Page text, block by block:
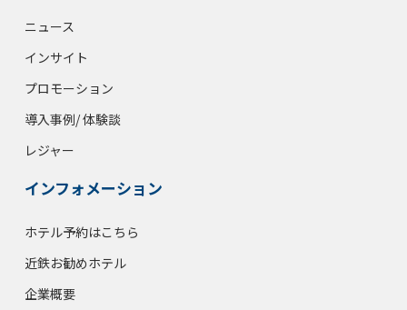
ニュース
インサイト
プロモーション
導入事例/ 体験談
レジャー
インフォメーション
ホテル予約はこちら
近鉄お勧めホテル
企業概要